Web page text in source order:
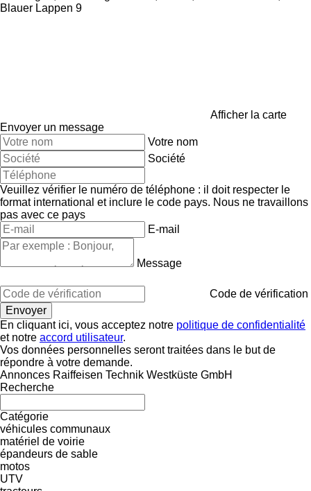
Blauer Lappen 9
Afficher la carte
Envoyer un message
Votre nom
Société
Veuillez vérifier le numéro de téléphone : il doit respecter le
format international et inclure le code pays. Nous ne travaillons
pas avec ce pays
E-mail
Message
Code de vérification
En cliquant ici, vous acceptez notre politique de confidentialité
et notre accord utilisateur.
Vos données personnelles seront traitées dans le but de
répondre à votre demande.
Annonces Raiffeisen Technik Westküste GmbH
Recherche
Catégorie
véhicules communaux
matériel de voirie
épandeurs de sable
motos
UTV